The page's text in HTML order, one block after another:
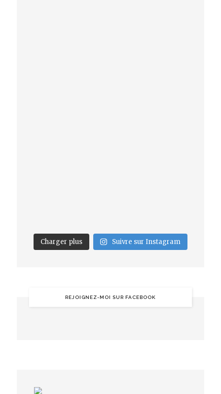
Charger plus Suivre sur Instagram
REJOIGNEZ-MOI SUR FACEBOOK